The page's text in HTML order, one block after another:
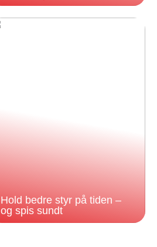
Hold bedre styr på tiden –
og spis sundt